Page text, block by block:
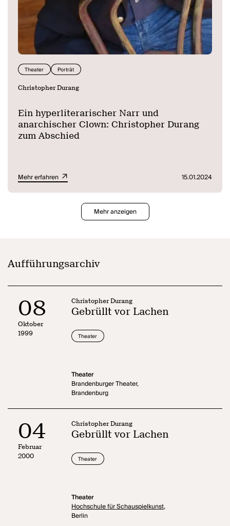
Theater Porträt
Christopher Durang
Ein hyperliterarischer Narr und
anarchischer Clown: Christopher Durang
zum Abschied
Mehr erfahren 15.01.2024
Mehr anzeigen
Aufführungsarchiv
08
Oktober
1999
Christopher Durang
Gebrüllt vor Lachen
Theater
Theater
Brandenburger Theater,
Brandenburg
04
Februar
2000
Christopher Durang
Gebrüllt vor Lachen
Theater
Theater
Hochschule für Schauspielkunst,
Berlin